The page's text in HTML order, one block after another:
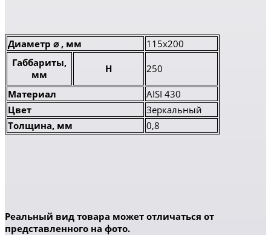
Диаметр ⌀ , мм
115x200
Габбариты,
мм
H 250
Материал
AISI 430
Цвет
Зеркальный
Толщина, мм
0,8
Реальный вид товара может отличаться от
представленного на фото.